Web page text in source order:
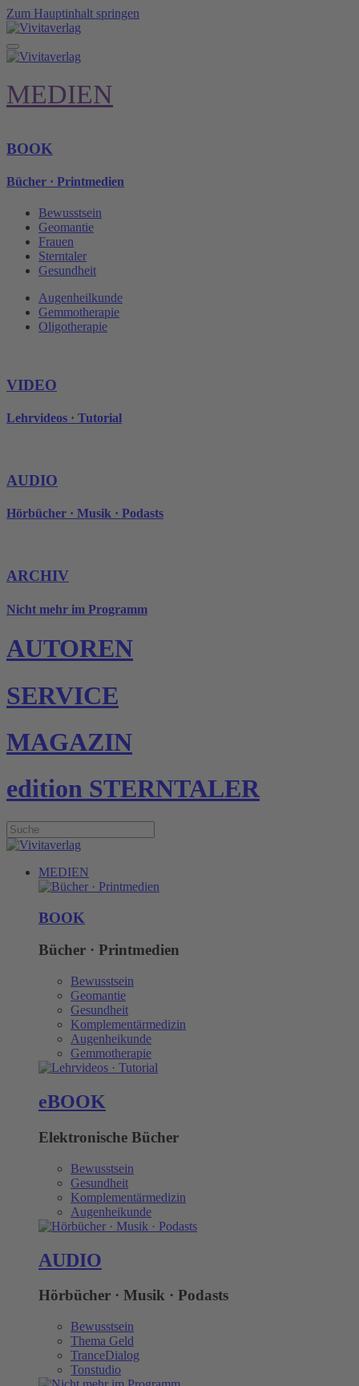
Zum Hauptinhalt springen
MEDIEN
BOOK
Bücher · Printmedien
Bewusstsein
Geomantie
Frauen
Sterntaler
Gesundheit
Augenheilkunde
Gemmotherapie
Oligotherapie
VIDEO
Lehrvideos · Tutorial
AUDIO
Hörbücher · Musik · Podasts
ARCHIV
Nicht mehr im Programm
AUTOREN
SERVICE
MAGAZIN
edition STERNTALER
MEDIEN
BOOK
Bücher · Printmedien
Bewusstsein
Geomantie
Gesundheit
Komplementärmedizin
Augenheikunde
Gemmotherapie
eBOOK
Elektronische Bücher
Bewusstsein
Gesundheit
Komplementärmedizin
Augenheikunde
AUDIO
Hörbücher · Musik · Podasts
Bewusstsein
Thema Geld
TranceDialog
Tonstudio